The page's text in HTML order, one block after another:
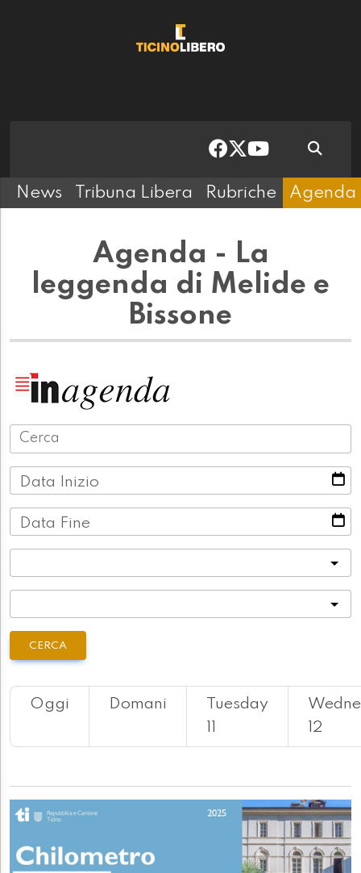
News Tribuna Libera Rubriche Agenda
Agenda - La
leggenda di Melide e
Bissone
Data Inizio
Data Fine
CERCA
Oggi Domani
Tuesday
11
12